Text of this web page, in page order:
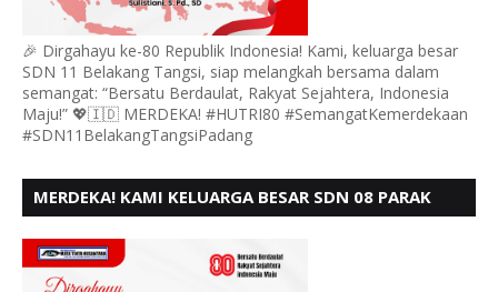
🎉 Dirgahayu ke-80 Republik Indonesia! Kami, keluarga besar
SDN 11 Belakang Tangsi, siap melangkah bersama dalam
semangat: “Bersatu Berdaulat, Rakyat Sejahtera, Indonesia
Maju!” 💖🇮🇩 MERDEKA! #HUTRI80 #SemangatKemerdekaan
#SDN11BelakangTangsiPadang
MERDEKA! KAMI KELUARGA BESAR SDN 08 PARAK
- 80,